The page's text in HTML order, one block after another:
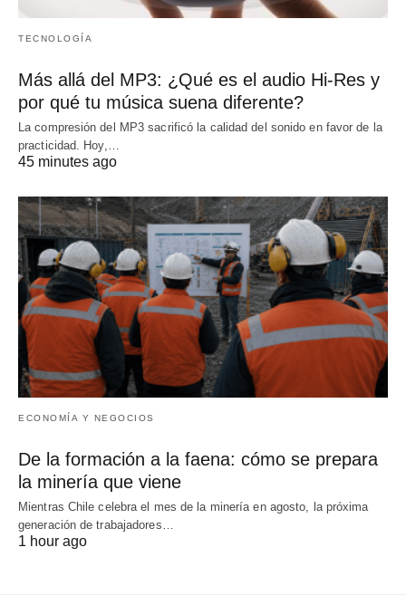
TECNOLOGÍA
Más allá del MP3: ¿Qué es el audio Hi-Res y
por qué tu música suena diferente?
La compresión del MP3 sacrificó la calidad del sonido en favor de la
practicidad. Hoy,…
45 minutes ago
ECONOMÍA Y NEGOCIOS
De la formación a la faena: cómo se prepara
la minería que viene
Mientras Chile celebra el mes de la minería en agosto, la próxima
generación de trabajadores…
1 hour ago